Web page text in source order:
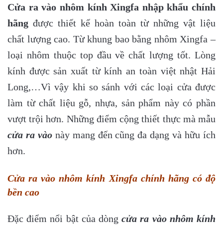
Cửa ra vào nhôm kính Xingfa nhập khẩu chính
hãng được thiết kế hoàn toàn từ những vật liệu
chất lượng cao. Từ khung bao bằng nhôm Xingfa –
loại nhôm thuộc top đầu về chất lượng tốt. Lòng
kính được sản xuất từ kính an toàn việt nhật Hải
Long,…Vì vậy khi so sánh với các loại cửa được
làm từ chất liệu gỗ, nhựa, sản phẩm này có phần
vượt trội hơn. Những điểm cộng thiết thực mà mẫu
cửa ra vàonày mang đến cũng đa dạng và hữu ích
hơn.
Cửa ra vào nhôm kính Xingfa chính hãng có độ
bền cao
Đặc điểm nổi bật của dòngcửa ra vào nhôm kính